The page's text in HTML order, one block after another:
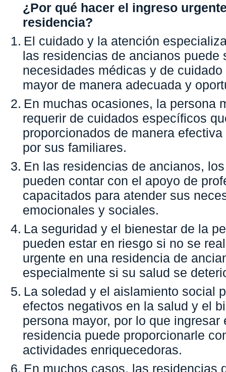
¿Por qué hacer el ingreso
residencia?
1. El cuidado y la atención
las residencias de ancianos puede
necesidades médicas y de
mayor de manera adecuada y
2. En muchas ocasiones, la persona
requerir de cuidados específicos
proporcionados de manera
por sus familiares.
3. En las residencias de ancianos,
pueden contar con el apoyo de
capacitados para atender sus
emocionales y sociales.
4. La seguridad y el bienestar de la
pueden estar en riesgo si no se
urgente en una residencia de
especialmente si su salud se
5. La soledad y el aislamiento social
efectos negativos en la salud y el
persona mayor, por lo que ingresar
residencia puede proporcionarle
actividades enriquecedoras.
6. En muchos casos, las residencias